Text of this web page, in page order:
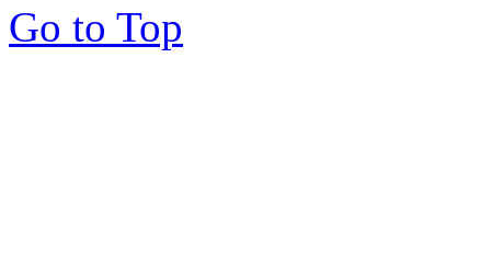
Go to Top